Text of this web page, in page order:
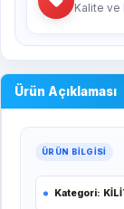
Kalite ve
Ürün Açıklaması
ÜRÜN BILGISI
Kategori: